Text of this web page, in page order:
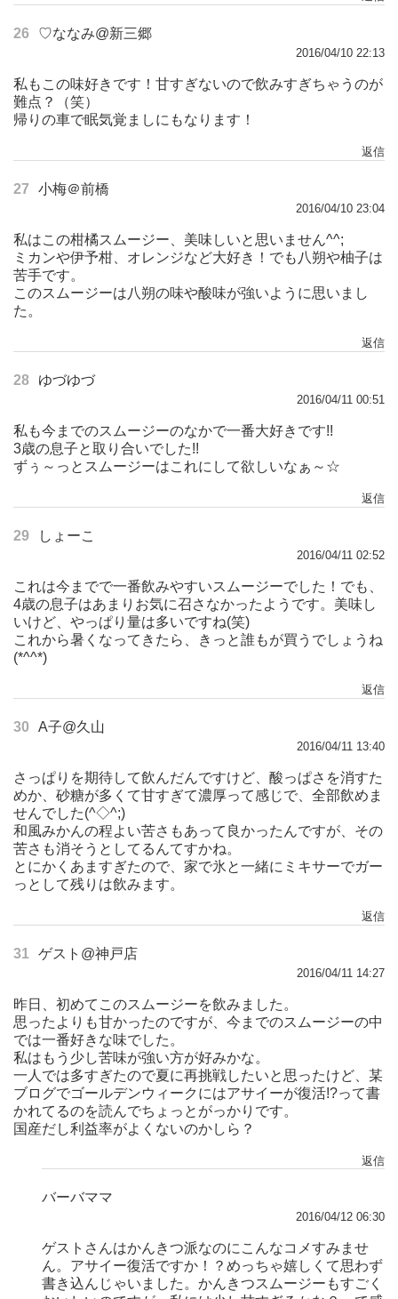
26 ♡ななみ@新三郷
2016/04/10 22:13
私もこの味好きです！甘すぎないので飲みすぎちゃうのが
難点？（笑）
帰りの車で眠気覚ましにもなります！
返信
27 小梅＠前橋
2016/04/10 23:04
私はこの柑橘スムージー、美味しいと思いません^^;
ミカンや伊予柑、オレンジなど大好き！でも八朔や柚子は
苦手です。
このスムージーは八朔の味や酸味が強いように思いまし
た。
返信
28 ゆづゆづ
2016/04/11 00:51
私も今までのスムージーのなかで一番大好きです!!
3歳の息子と取り合いでした!!
ずぅ～っとスムージーはこれにして欲しいなぁ～☆
返信
29 しょーこ
2016/04/11 02:52
これは今までで一番飲みやすいスムージーでした！でも、
4歳の息子はあまりお気に召さなかったようです。美味し
いけど、やっぱり量は多いですね(笑)
これから暑くなってきたら、きっと誰もが買うでしょうね
(*^^*)
返信
30 A子@久山
2016/04/11 13:40
さっぱりを期待して飲んだんですけど、酸っぱさを消すた
めか、砂糖が多くて甘すぎて濃厚って感じで、全部飲めま
せんでした(^◇^;)
和風みかんの程よい苦さもあって良かったんですが、その
苦さも消そうとしてるんてすかね。
とにかくあますぎたので、家で氷と一緒にミキサーでガー
っとして残りは飲みます。
返信
31 ゲスト@神戸店
2016/04/11 14:27
昨日、初めてこのスムージーを飲みました。
思ったよりも甘かったのですが、今までのスムージーの中
では一番好きな味でした。
私はもう少し苦味が強い方が好みかな。
一人では多すぎたので夏に再挑戦したいと思ったけど、某
ブログでゴールデンウィークにはアサイーが復活!?って書
かれてるのを読んでちょっとがっかりです。
国産だし利益率がよくないのかしら？
返信
バーバママ
2016/04/12 06:30
ゲストさんはかんきつ派なのにこんなコメすみませ
ん。アサイー復活ですか！？めっちゃ嬉しくて思わず
書き込んじゃいました。かんきつスムージーもすごく